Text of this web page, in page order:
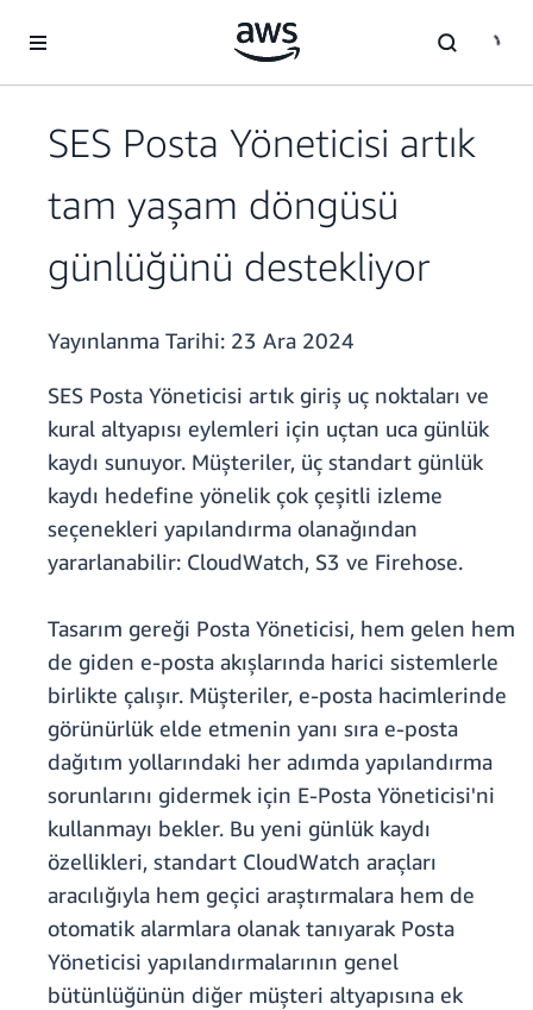
SES Posta Yöneticisi artık
tam yaşam döngüsü
günlüğünü destekliyor
Yayınlanma Tarihi: 23 Ara 2024
SES Posta Yöneticisi artık giriş uç noktaları ve
kural altyapısı eylemleri için uçtan uca günlük
kaydı sunuyor. Müşteriler, üç standart günlük
kaydı hedefine yönelik çok çeşitli izleme
seçenekleri yapılandırma olanağından
yararlanabilir: CloudWatch, S3 ve Firehose.
Tasarım gereği Posta Yöneticisi, hem gelen hem
de giden e-posta akışlarında harici sistemlerle
birlikte çalışır. Müşteriler, e-posta hacimlerinde
görünürlük elde etmenin yanı sıra e-posta
dağıtım yollarındaki her adımda yapılandırma
sorunlarını gidermek için E-Posta Yöneticisi'ni
kullanmayı bekler. Bu yeni günlük kaydı
özellikleri, standart CloudWatch araçları
aracılığıyla hem geçici araştırmalara hem de
otomatik alarmlara olanak tanıyarak Posta
Yöneticisi yapılandırmalarının genel
bütünlüğünün diğer müşteri altyapısına ek